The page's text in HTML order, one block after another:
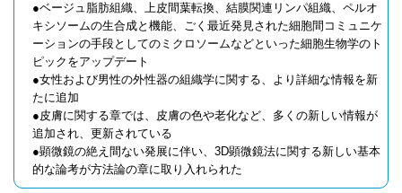
●ベージュ脂肪組織、上皮間葉転換、結膜関連リンパ組織、ペルオ
キシソームの生合成と機能、ごく最近発見された細胞間コミュニケ
ーションの手段としてのミクロソームなどといった細胞生物学のト
ピックをアップデート
●女性および男性の外性器の組織学に関する、より詳細な情報を新
たに追加
●皮膚に関する章では、皮膚の色や老化など、多くの新しい情報が
追加され、更新されている
●顕微鏡の絶え間ない発展に伴い、3D顕微鏡法に関する新しい基本
的な論考が方法論の章に取り入れられた